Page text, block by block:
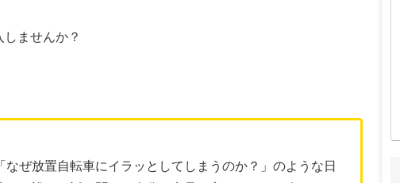
ませんか？
なぜ放置自転車にイラッとしてしまうのか？」のような日